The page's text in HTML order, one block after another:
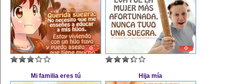
Mi familia eres tú Hija mía